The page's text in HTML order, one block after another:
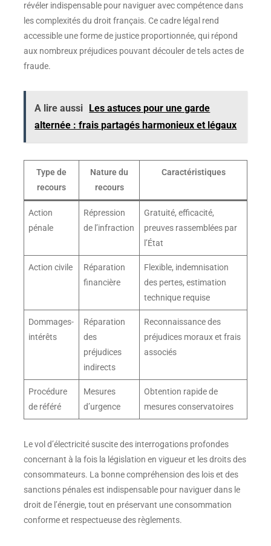
révéler indispensable pour naviguer avec compétence dans
les complexités du droit français. Ce cadre légal rend
accessible une forme de justice proportionnée, qui répond
aux nombreux préjudices pouvant découler de tels actes de
fraude.
A lire aussi
Les astuces pour une garde
alternée : frais partagés harmonieux et légaux
Type de
recours
Nature du
recours
Caractéristiques
Action
pénale
Répression
de l’infraction
Gratuité, efficacité,
preuves rassemblées par
l’État
Action civile
Réparation
financière
Flexible, indemnisation
des pertes, estimation
technique requise
Dommages-
intérêts
Réparation
des
préjudices
indirects
Reconnaissance des
préjudices moraux et frais
associés
Procédure
de référé
Mesures
d’urgence
Obtention rapide de
mesures conservatoires
Le vol d’électricité suscite des interrogations profondes
concernant à la fois la législation en vigueur et les droits des
consommateurs. La bonne compréhension des lois et des
sanctions pénales est indispensable pour naviguer dans le
droit de l’énergie, tout en préservant une consommation
conforme et respectueuse des règlements.